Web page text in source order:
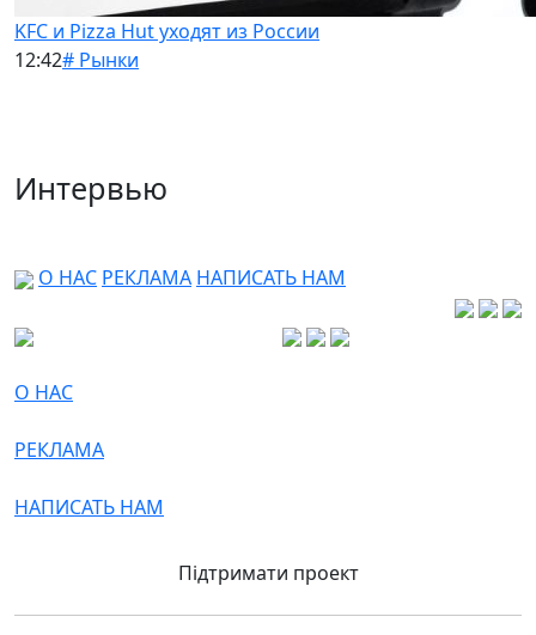
KFC и Pizza Hut уходят из России
12:42# Рынки
Интервью
О НАС РЕКЛАМА НАПИСАТЬ НАМ
О НАС
РЕКЛАМА
НАПИСАТЬ НАМ
Підтримати проект